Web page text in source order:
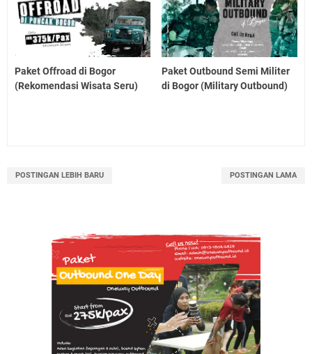
Paket Offroad di Bogor
(Rekomendasi Wisata Seru)
Paket Outbound Semi Militer
di Bogor (Military Outbound)
POSTINGAN LEBIH BARU POSTINGAN LAMA